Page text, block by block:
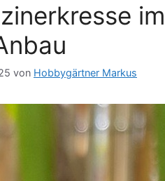
von Hobbygärtner Markus